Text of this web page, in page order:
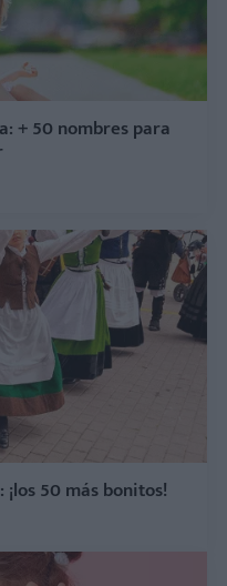
+ 50 nombres para
50 más bonitos!